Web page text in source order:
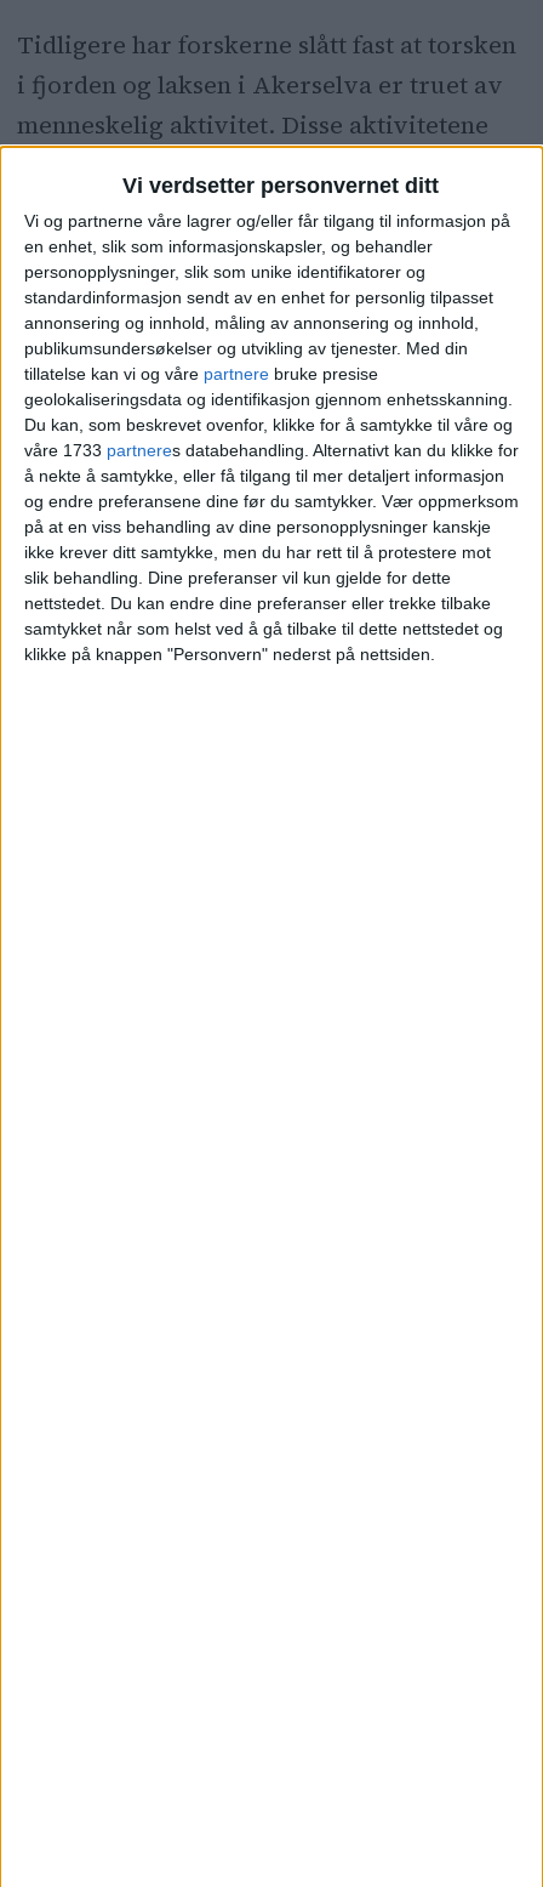
Vi verdsetter personvernet ditt
Vi og partnerne våre lagrer og/eller får tilgang til informasjon på
en enhet, slik som informasjonskapsler, og behandler
personopplysninger, slik som unike identifikatorer og
standardinformasjon sendt av en enhet for personlig tilpasset
annonsering og innhold, måling av annonsering og innhold,
publikumsundersøkelser og utvikling av tjenester. Med din
tillatelse kan vi og våre partnere bruke presise
geolokaliseringsdata og identifikasjon gjennom enhetsskanning.
Du kan, som beskrevet ovenfor, klikke for å samtykke til våre og
våre 1733 partneres databehandling. Alternativt kan du klikke for
å nekte å samtykke, eller få tilgang til mer detaljert informasjon
og endre preferansene dine før du samtykker. Vær oppmerksom
på at en viss behandling av dine personopplysninger kanskje
ikke krever ditt samtykke, men du har rett til å protestere mot
slik behandling. Dine preferanser vil kun gjelde for dette
nettstedet. Du kan endre dine preferanser eller trekke tilbake
samtykket når som helst ved å gå tilbake til dette nettstedet og
klikke på knappen "Personvern" nederst på nettsiden.
Tidligere har forskerne slått fast at torsken
i fjorden og laksen i Akerselva er truet av
menneskelig aktivitet. Disse aktivitetene
som følge av utslipp, og global
oppvarming.
Nå vil Veterinærhøgskolen finne ut om
lysforurensing også bidrar til at det er
mindre fisk.
Lysforurensing
påvirker dyr og fugler
— Noen studier har vist at det også kan
påvirke laksens migrering, så vi vet at
fisken kan bli påvirket, men ikke i hvor stor